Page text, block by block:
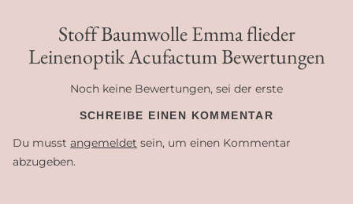
Stoff Baumwolle Emma flieder
Leinenoptik Acufactum Bewertungen
Noch keine Bewertungen, sei der erste
SCHREIBE EINEN KOMMENTAR
Du musst angemeldet sein, um einen Kommentar
abzugeben.